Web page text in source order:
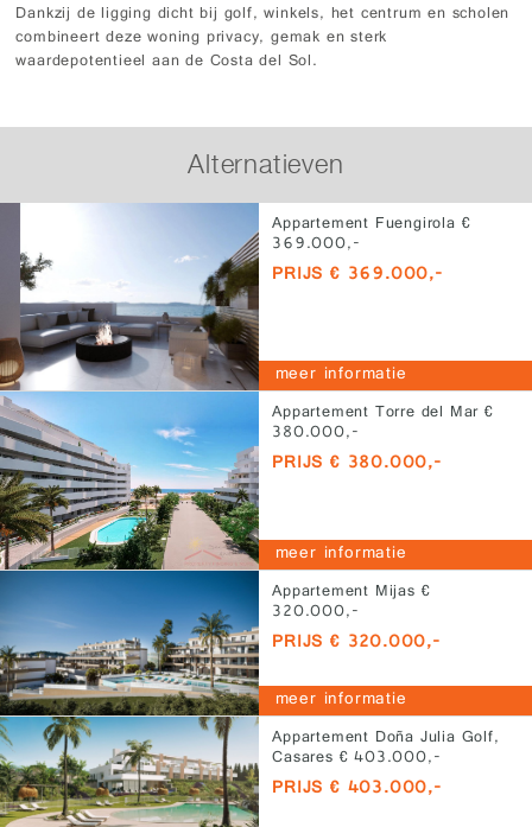
Dankzij de ligging dicht bij golf, winkels, het centrum en scholen
combineert deze woning privacy, gemak en sterk
waardepotentieel aan de Costa del Sol.
Alternatieven
Appartement Fuengirola €
369.000,-
PRIJS € 369.000,-
meer informatie
Appartement Torre del Mar €
380.000,-
PRIJS € 380.000,-
meer informatie
Appartement Mijas €
320.000,-
PRIJS € 320.000,-
meer informatie
Appartement Doña Julia Golf,
Casares € 403.000,-
PRIJS € 403.000,-